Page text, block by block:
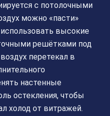
с потолочными
можно «пасти»
высокие
решётками под
перетекал в
настенные
остекления, чтобы
холод от витражей.